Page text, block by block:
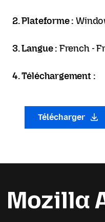
2. Plateforme :
3. Langue : French -
4. Téléchargement :
Télécharger